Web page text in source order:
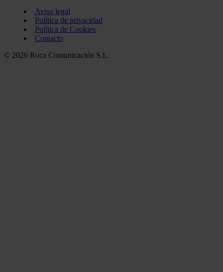
Aviso legal
Política de privacidad
Política de Cookies
Contacto
© 2026 Roca Comunicación S.L.